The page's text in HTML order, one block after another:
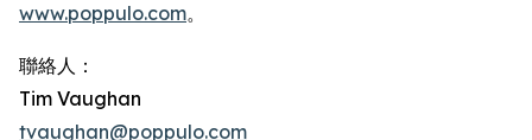
www.poppulo.com。
聯絡人：
Tim Vaughan
tvaughan@poppulo.com